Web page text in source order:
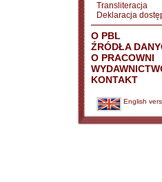
Transliteracja
Deklaracja
O PBL
ŹRÓDŁA
O PRACOWNI
KONTAKT
English